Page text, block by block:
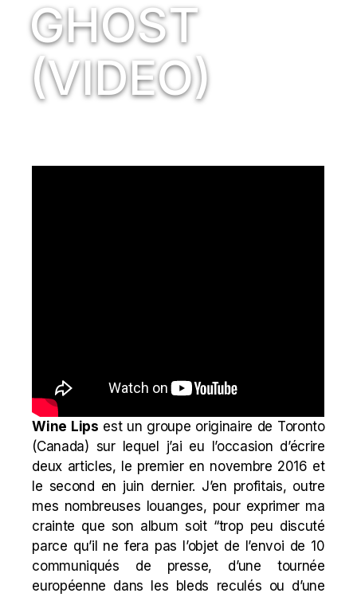
GHOST
(VIDEO)
Wine Lips est un groupe originaire de Toronto
(Canada) sur lequel j’ai eu l’occasion d’écrire
deux articles, le premier en novembre 2016 et
le second en juin dernier. J’en profitais, outre
mes nombreuses louanges, pour exprimer ma
crainte que son album soit “trop peu discuté
parce qu’il ne fera pas l’objet de l’envoi de 10
communiqués de presse, d’une tournée
européenne dans les bleds reculés ou d’une